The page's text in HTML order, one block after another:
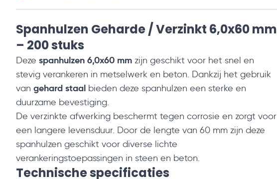
Spanhulzen Geharde / Verzinkt 6,0x60 mm
– 200 stuks
Deze spanhulzen 6,0x60 mm zijn geschikt voor het snel en
stevig verankeren in metselwerk en beton. Dankzij het gebruik
van gehard staal bieden deze spanhulzen een sterke en
duurzame bevestiging.
De verzinkte afwerking beschermt tegen corrosie en zorgt voor
een langere levensduur. Door de lengte van 60 mm zijn deze
spanhulzen geschikt voor diverse lichte
verankeringstoepassingen in steen en beton.
Technische specificaties